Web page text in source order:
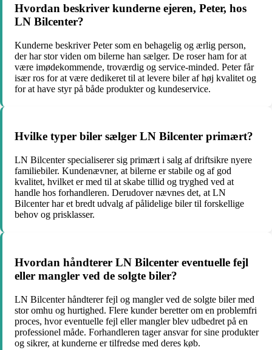
Hvordan beskriver kunderne ejeren, Peter, hos
LN Bilcenter?
Kunderne beskriver Peter som en behagelig og ærlig person,
der har stor viden om bilerne han sælger. De roser ham for at
være imødekommende, troværdig og service-minded. Peter får
især ros for at være dedikeret til at levere biler af høj kvalitet og
for at have styr på både produkter og kundeservice.
Hvilke typer biler sælger LN Bilcenter primært?
LN Bilcenter specialiserer sig primært i salg af driftsikre nyere
familiebiler. Kundenævner, at bilerne er stabile og af god
kvalitet, hvilket er med til at skabe tillid og tryghed ved at
handle hos forhandleren. Derudover nævnes det, at LN
Bilcenter har et bredt udvalg af pålidelige biler til forskellige
behov og prisklasser.
Hvordan håndterer LN Bilcenter eventuelle fejl
eller mangler ved de solgte biler?
LN Bilcenter håndterer fejl og mangler ved de solgte biler med
stor omhu og hurtighed. Flere kunder beretter om en problemfri
proces, hvor eventuelle fejl eller mangler blev udbedret på en
professionel måde. Forhandleren tager ansvar for sine produkter
og sikrer, at kunderne er tilfredse med deres køb.